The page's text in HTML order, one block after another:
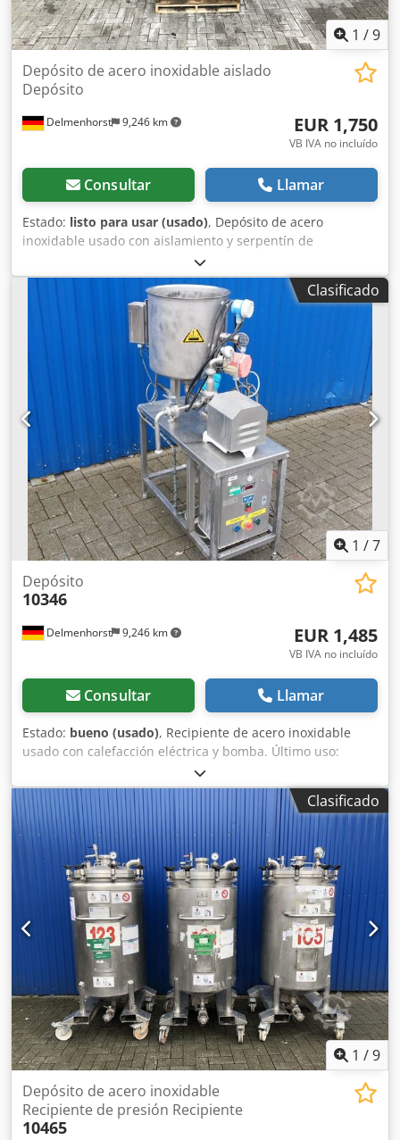
1 /9
Delmenhorst 9,246 km
Depósito de acero inoxidable aislado
Depósito
EUR 1,750
VB IVA no incluído
Consultar Llamar
Estado: listo para usar (usado), Depósito de acero
inoxidable usado con aislamiento y serpentín de
calefacción Número de artículo: 10250 Último uso:
Desconocido Volumen: aprox. 2150 L Tipo: Vertical, sobre
patas Material (en contacto con el producto): 1.4301 /
AISI304 Diseño: Aislado con serpentín de calefacción
Fondo: Fondo plano Tapa superior: Tapa abatible Presión
de funcionamiento según la placa de características: ATM
Dimensiones del depósito: Diámetro del depósito: 1790
mm Altura cilíndrica: 950 mm Altura total: aprox. 1860 mm
Cedpfx Aied Dd Rzsqjrf Altura de las patas: 670 mm
Materiales: Interior: 1.4301 / AISI 304 Exterior: 1.4301 / AISI
304 Equipamiento: Tapa abatible Aislamiento Serpentín de
calefacción en el interior del depósito Conexiones laterales
Clasificado
1 /7
Delmenhorst 9,246 km
Depósito
10346
EUR 1,485
VB IVA no incluído
Consultar Llamar
Estado: bueno (usado), Recipiente de acero inoxidable
usado con calefacción eléctrica y bomba. Último uso:
alimentos. Número de artículo: 10346. Volumen: 90 litros.
Tipo: vertical. Material (en contacto con el producto):
1.4301 / AISI304. Diseño: de pared simple. Fondo:
abovedado. Parte superior: abierta. Presión de
funcionamiento según la placa de características: ATM.
Dimensiones del recipiente: Diámetro exterior: 405 mm.
Diámetro interior: 395 mm. Altura total: 1300 mm. Altura
de los pies: 255 mm. Anchura total: 520 mm. Longitud
total: 850 mm. Materiales: Interior: 1.4301 / AISI 304.
Exterior: 1.4301 / AISI 304. Cjdpfx Aijd Ngdboqsrf
Equipamiento: Varias conexiones. Elemento calefactor
interno. Bomba. Cuadro eléctrico.
Clasificado
1 /9
Depósito de acero inoxidable
Recipiente de presión Recipiente
10465